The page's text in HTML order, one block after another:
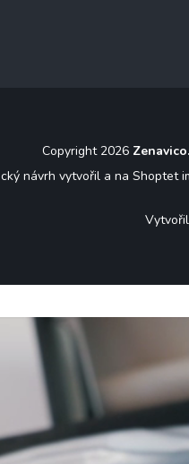
Copyright 2026
návrh vytvořil a na Shoptet